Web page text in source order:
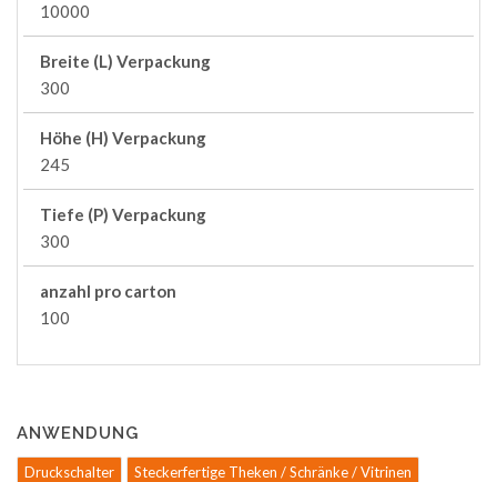
10000
Breite (L) Verpackung
300
Höhe (H) Verpackung
245
Tiefe (P) Verpackung
300
anzahl pro carton
100
ANWENDUNG
Druckschalter
Steckerfertige Theken / Schränke / Vitrinen